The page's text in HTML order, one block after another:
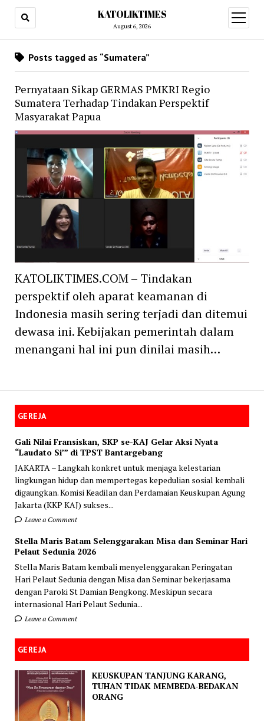
KATOLIKTIMES
August 6, 2026
open
menu
GEREJA
Gali Nilai Fransiskan, SKP se-KAJ Gelar Aksi Nyata
“Laudato Si’” di TPST Bantargebang
JAKARTA – Langkah konkret untuk menjaga kelestarian
lingkungan hidup dan mempertegas kepedulian sosial kembali
digaungkan. Komisi Keadilan dan Perdamaian Keuskupan Agung
Jakarta (KKP KAJ) sukses...
Leave a Comment
Stella Maris Batam Selenggarakan Misa dan Seminar Hari
Pelaut Sedunia 2026
Stella Maris Batam kembali menyelenggarakan Peringatan
Hari Pelaut Sedunia dengan Misa dan Seminar bekerjasama
dengan Paroki St Damian Bengkong. Meskipun secara
internasional Hari Pelaut Sedunia...
Leave a Comment
GEREJA
KEUSKUPAN TANJUNG KARANG,
TUHAN TIDAK MEMBEDA-BEDAKAN
ORANG
Posts tagged as “Sumatera”
Pernyataan Sikap GERMAS PMKRI Regio
Sumatera Terhadap Tindakan Perspektif
Masyarakat Papua
KATOLIKTIMES.COM – Tindakan
perspektif oleh aparat keamanan di
Indonesia masih sering terjadi dan ditemui
dewasa ini. Kebijakan pemerintah dalam
menangani hal ini pun dinilai masih…